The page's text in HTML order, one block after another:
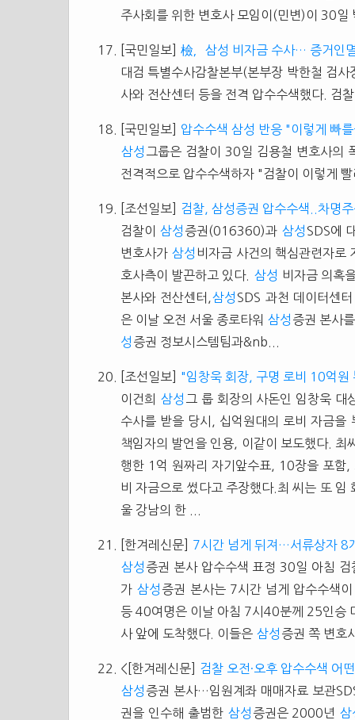
주사회를 위한 변호사 모임이(민변)이 30
[국민일보] 檢，삼성 비자금 수사… 증거인
대검 특별수사감찰본부(본부장 박한철 검
사와 전산센터 등을 전격 압수수색했다. 검
[국민일보]
압수수색 삼성 반응 "이렇게 빠
삼성 그룹은 검찰이 30일 김용철 변호사의
전격적으로 압수수색하자 "검찰이 이렇게
[조선일보]
검찰, 삼성증권 압수수색..차명
검찰이 삼성 증권(016360)과 삼성 SDS에
변호사가 삼성 비자금 사건의 핵심관련자로
호사측이 발끈하고 있다. 삼성 비자금 의혹
본사와 전산센터, 삼성 SDS 과천 데이터센
은 이날 오전 서울 종로타워 삼성 증권 본사
성 증권 정보시스템팀과&nb...
[조선일보]
"임창욱 회장, 구명 로비 10억원
이건희 삼성 그 룹 회장의 사돈인 임창욱
수사를 받을 당시, 십억원대의 로비 자금
책임자의 발언을 인용, 이같이 보도했다. 최
행한 1억 원짜리 자기앞수표, 10장을 포함
비 자금으로 썼다고 주장했다.최 씨는 또
울 강남의 한 ...
[한겨레신문]
7시간 넘게 뒤져…서류상자 8
삼성 증권 본사 압수수색 표정 30일 아침
가 삼성 증권 본사는 7시간 넘게 압수수색
등 40여명은 이날 아침 7시40분께 25인승
사 앞에 도착했다. 이들은 삼성 증권 쪽 변호
<[한겨레신문]
검찰 오전·오후 압수수색 어
삼성 증권 본사…임원계좌 매매자료 보관
권을 인수해 출범한 삼성 증권은 2000년 삼